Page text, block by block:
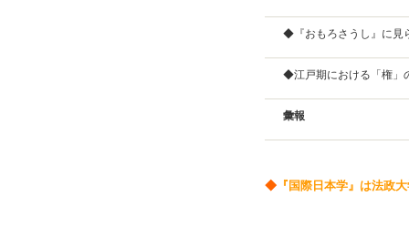
◆『おもろさうし』に見
◆江戸期における「権」
彙報
◆ 『国際日本学』は法政